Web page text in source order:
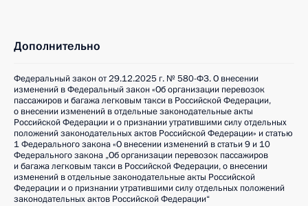
Дополнительно
Федеральный закон от 29.12.2025 г. № 580-ФЗ. О внесении
изменений в Федеральный закон «Об организации перевозок
пассажиров и багажа легковым такси в Российской Федерации,
о внесении изменений в отдельные законодательные акты
Российской Федерации и о признании утратившими силу отдельных
положений законодательных актов Российской Федерации» и статью
1 Федерального закона «О внесении изменений в статьи 9 и 10
Федерального закона „Об организации перевозок пассажиров
и багажа легковым такси в Российской Федерации, о внесении
изменений в отдельные законодательные акты Российской
Федерации и о признании утратившими силу отдельных положений
законодательных актов Российской Федерации“